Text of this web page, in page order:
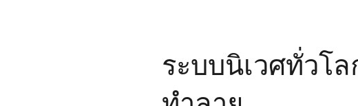
ระบบนิเวศทั่วโ